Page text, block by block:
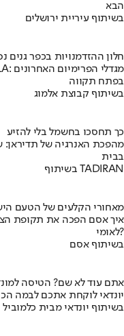
הבא
בשיתוף עיריית ירושלים
חלון ההזדמנויות בכפר גנים
בפתח תקווה
בשיתוף קבוצת אלמוג
כך תחסכו בחשמל בלי להזיע
מהפכת האנרגיה של תדיראן:
בבית
בשיתוף TADIRAN
מאחורי הקלעים של הטעם
לאומי?
בשיתוף אסם
אתם עוד לא שם? הטיסה
יונדאי לוקחת אתכם לבמה
בשיתוף יונדאי מבית כלמוביל